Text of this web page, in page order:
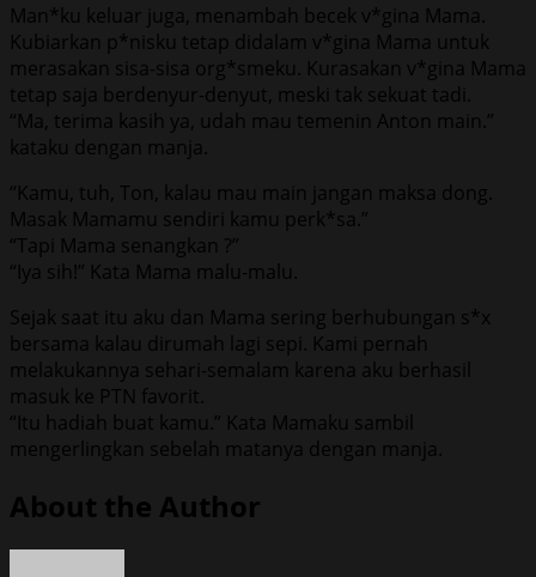
Man*ku keluar juga, menambah becek v*gina Mama.
Kubiarkan p*nisku tetap didalam v*gina Mama untuk
merasakan sisa-sisa org*smeku. Kurasakan v*gina Mama
tetap saja berdenyur-denyut, meski tak sekuat tadi.
“Ma, terima kasih ya, udah mau temenin Anton main.”
kataku dengan manja.
“Kamu, tuh, Ton, kalau mau main jangan maksa dong.
Masak Mamamu sendiri kamu perk*sa.”
“Tapi Mama senangkan ?”
“Iya sih!” Kata Mama malu-malu.
Sejak saat itu aku dan Mama sering berhubungan s*x
bersama kalau dirumah lagi sepi. Kami pernah
melakukannya sehari-semalam karena aku berhasil
masuk ke PTN favorit.
“Itu hadiah buat kamu.” Kata Mamaku sambil
mengerlingkan sebelah matanya dengan manja.
About the Author